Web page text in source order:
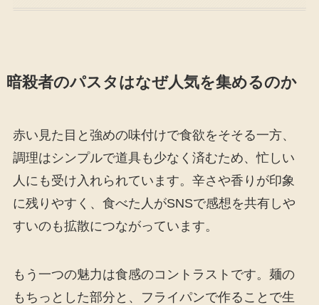
暗殺者のパスタはなぜ人気を集めるのか
赤い見た目と強めの味付けで食欲をそそる一方、
調理はシンプルで道具も少なく済むため、忙しい
人にも受け入れられています。辛さや香りが印象
に残りやすく、食べた人がSNSで感想を共有しや
すいのも拡散につながっています。
もう一つの魅力は食感のコントラストです。麺の
もちっとした部分と、フライパンで作ることで生